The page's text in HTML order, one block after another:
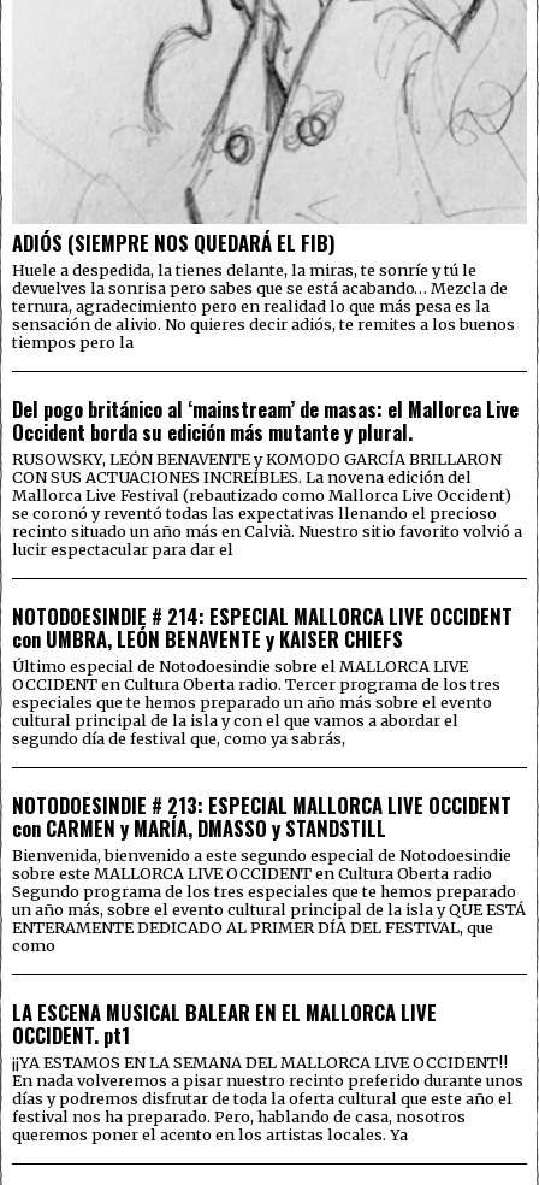
ADIÓS (SIEMPRE NOS QUEDARÁ EL FIB)
Huele a despedida, la tienes delante, la miras, te sonríe y tú le
devuelves la sonrisa pero sabes que se está acabando… Mezcla de
ternura, agradecimiento pero en realidad lo que más pesa es la
sensación de alivio. No quieres decir adiós, te remites a los buenos
tiempos pero la
Del pogo británico al ‘mainstream’ de masas: el Mallorca Live
Occident borda su edición más mutante y plural.
RUSOWSKY, LEÓN BENAVENTE y KOMODO GARCÍA BRILLARON
CON SUS ACTUACIONES INCREÍBLES. La novena edición del
Mallorca Live Festival (rebautizado como Mallorca Live Occident)
se coronó y reventó todas las expectativas llenando el precioso
recinto situado un año más en Calvià. Nuestro sitio favorito volvió a
lucir espectacular para dar el
NOTODOESINDIE # 214: ESPECIAL MALLORCA LIVE OCCIDENT
con UMBRA, LEÓN BENAVENTE y KAISER CHIEFS
Último especial de Notodoesindie sobre el MALLORCA LIVE
OCCIDENT en Cultura Oberta radio. Tercer programa de los tres
especiales que te hemos preparado un año más sobre el evento
cultural principal de la isla y con el que vamos a abordar el
segundo día de festival que, como ya sabrás,
NOTODOESINDIE # 213: ESPECIAL MALLORCA LIVE OCCIDENT
con CARMEN y MARÍA, DMASSO y STANDSTILL
Bienvenida, bienvenido a este segundo especial de Notodoesindie
sobre este MALLORCA LIVE OCCIDENT en Cultura Oberta radio
Segundo programa de los tres especiales que te hemos preparado
un año más, sobre el evento cultural principal de la isla y QUE ESTÁ
ENTERAMENTE DEDICADO AL PRIMER DÍA DEL FESTIVAL, que
como
LA ESCENA MUSICAL BALEAR EN EL MALLORCA LIVE
OCCIDENT. pt1
¡¡YA ESTAMOS EN LA SEMANA DEL MALLORCA LIVE OCCIDENT!!
En nada volveremos a pisar nuestro recinto preferido durante unos
días y podremos disfrutar de toda la oferta cultural que este año el
festival nos ha preparado. Pero, hablando de casa, nosotros
queremos poner el acento en los artistas locales. Ya